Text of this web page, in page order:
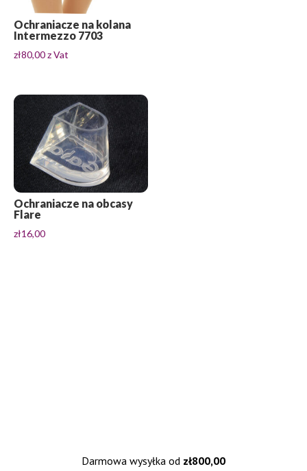
Ochraniacze na kolana
Intermezzo 7703
zł80,00z Vat
Ochraniacze na obcasy
Flare
zł16,00
Darmowa wysyłka od zł800,00